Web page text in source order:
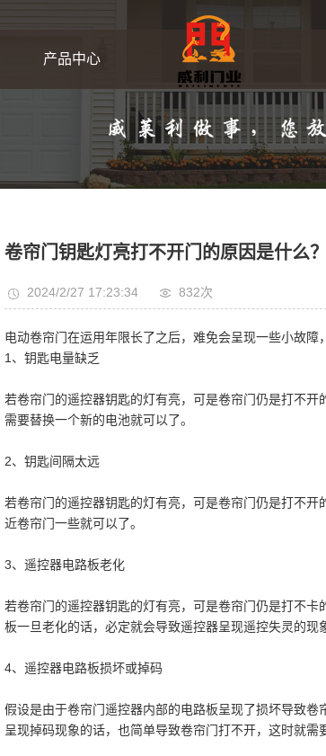
产品中心
出口集装箱卷帘门
硬质快卷门
快速软帘门
快速堆积门
工业提升门
防火卷帘门
客
卷帘门钥匙灯亮打不开门的原因是什么？
2024/2/27 17:23:34 832次
电动卷帘门在运用年限长了之后，难免会呈现一些小故
1、钥匙电量缺乏
若卷帘门的遥控器钥匙的灯有亮，可是卷帘门仍是打不
需要替换一个新的电池就可以了。
2、钥匙间隔太远
若卷帘门的遥控器钥匙的灯有亮，可是卷帘门仍是打不
近卷帘门一些就可以了。
3、遥控器电路板老化
若卷帘门的遥控器钥匙的灯有亮，可是卷帘门仍是打不
板一旦老化的话，必定就会导致遥控器呈现遥控失灵的现
4、遥控器电路板损坏或掉码
假设是由于卷帘门遥控器内部的电路板呈现了损坏导致
呈现掉码现象的话，也简单导致卷帘门打不开，这时就需